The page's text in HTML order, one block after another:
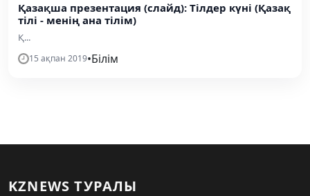
Қазақша презентация (слайд): Тілдер күні (Қазақ
тілі - менің ана тілім)
Қ...
15 ақпан 2019•Білім
KZNEWS ТУРАЛЫ